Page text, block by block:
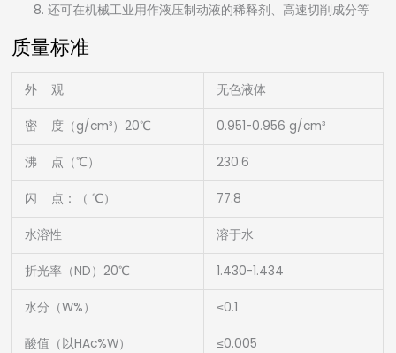
还可在机械工业用作液压制动液的稀释剂、高速切削成分等
质量标准
外 观 无色液体
密 度（g/cm³）20℃ 0.951-0.956 g/cm³
沸 点（℃） 230.6
闪 点：（ ℃） 77.8
水溶性 溶于水
折光率（ND）20℃ 1.430-1.434
水分（W%） ≤0.1
酸值（以HAc%W） ≤0.005